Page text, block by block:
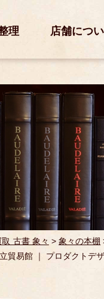
理 店舗につ
古書 象々 > 象々の本棚
貿易館 ｜ プロダクトデ